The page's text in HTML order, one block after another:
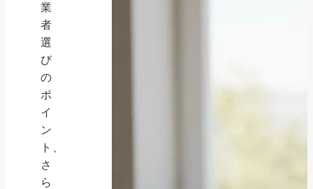
業
者
選
び
の
ポ
イ
ン
ト、
さ
ら